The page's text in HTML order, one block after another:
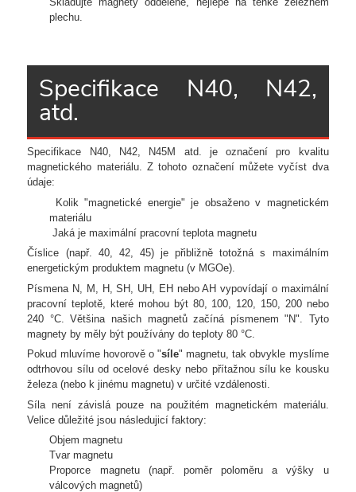
plechu.
Specifikace N40, N42,
atd.
Specifikace N40, N42, N45M atd. je označení pro kvalitu
magnetického materiálu. Z tohoto označení můžete vyčíst dva
údaje:
Kolik "magnetické energie" je obsaženo v magnetickém
materiálu
Jaká je maximální pracovní teplota magnetu
Číslice (např. 40, 42, 45) je přibližně totožná s maximálním
energetickým produktem magnetu (v MGOe).
Písmena N, M, H, SH, UH, EH nebo AH vypovídají o maximální
pracovní teplotě, které mohou být 80, 100, 120, 150, 200 nebo
240 °C. Většina našich magnetů začíná písmenem "N". Tyto
magnety by měly být používány do teploty 80 °C.
Pokud mluvíme hovorově o "síle" magnetu, tak obvykle myslíme
odtrhovou sílu od ocelové desky nebo přítažnou sílu ke kousku
železa (nebo k jinému magnetu) v určité vzdálenosti.
Síla není závislá pouze na použitém magnetickém materiálu.
Velice důležité jsou následujicí faktory:
Objem magnetu
Tvar magnetu
Proporce magnetu (např. poměr poloměru a výšky u
válcových magnetů)